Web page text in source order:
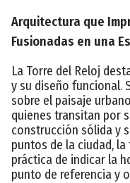
Arquitectura que
Fusionadas en una
La Torre del Reloj
y su diseño funcional.
sobre el paisaje
quienes transitan por
construcción sólida y
puntos de la ciudad,
práctica de indicar la
punto de referencia y